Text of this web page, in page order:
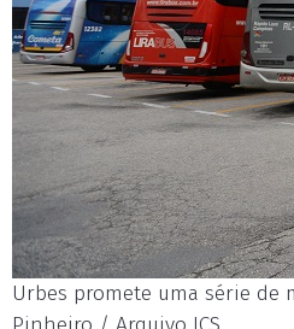
Urbes promete uma série de